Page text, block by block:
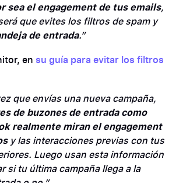
sea el engagement de tus emails,
que evites los filtros de spam y
de entrada.”
en su guía para evitar los filtros
que envías una nueva campaña,
de buzones de entrada como
realmente miran el engagement
y las interacciones previas con tus
Luego usan esta información
si tu última campaña llega a la